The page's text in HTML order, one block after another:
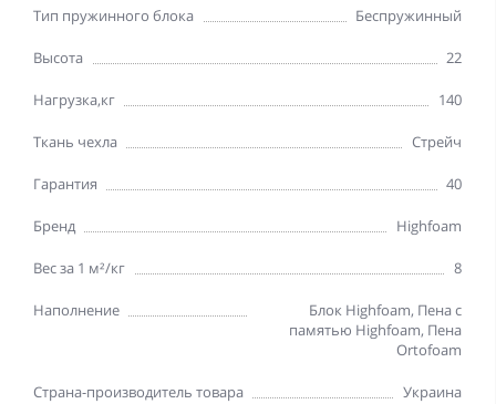
Тип пружинного блока Беспружинный
Высота 22
Нагрузка,кг 140
Ткань чехла Стрейч
Гарантия 40
Бренд Highfoam
Вес за 1 м²/кг 8
Наполнение
Блок Highfoam, Пена с
памятью Highfoam, Пена
Ortofoam
Страна-производитель товара Украина